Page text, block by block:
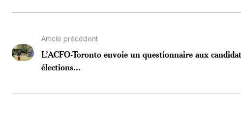
Article précédent
L’ACFO-Toronto envoie un questionnaire aux
élections...